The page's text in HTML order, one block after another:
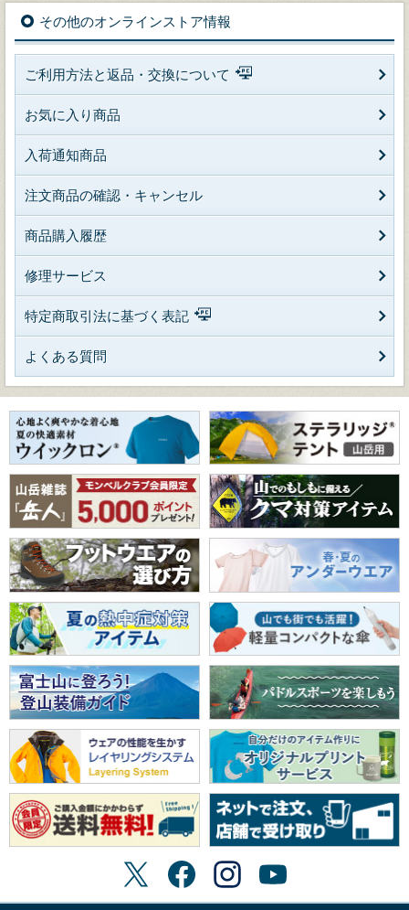
その他のオンラインストア情報
ご利用方法と返品・交換について
お気に入り商品
入荷通知商品
注文商品の確認・キャンセル
商品購入履歴
修理サービス
特定商取引法に基づく表記
よくある質問